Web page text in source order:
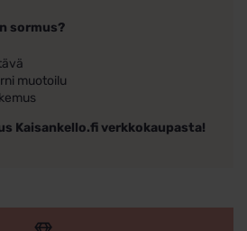
sormus?
muotoilu
Kaisankello.fi verkkokaupasta!